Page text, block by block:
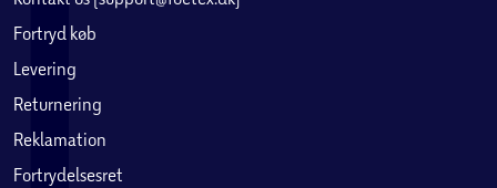
Fortryd køb
Levering
Returnering
Reklamation
Fortrydelsesret